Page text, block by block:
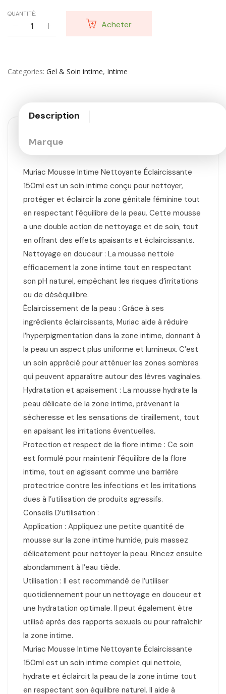
QUANTITÉ:
Acheter
Categories Gel & Soin intime, Intime
Description
Marque
Muriac Mousse Intime Nettoyante Éclaircissante
150ml est un soin intime conçu pour nettoyer,
protéger et éclaircir la zone génitale féminine tout
en respectant l’équilibre de la peau. Cette mousse
a une double action de nettoyage et de soin, tout
en offrant des effets apaisants et éclaircissants.
Nettoyage en douceur : La mousse nettoie
efficacement la zone intime tout en respectant
son pH naturel, empêchant les risques d’irritations
ou de déséquilibre.
Éclaircissement de la peau : Grâce à ses
ingrédients éclaircissants, Muriac aide à réduire
l’hyperpigmentation dans la zone intime, donnant à
la peau un aspect plus uniforme et lumineux. C’est
un soin apprécié pour atténuer les zones sombres
qui peuvent apparaître autour des lèvres vaginales.
Hydratation et apaisement : La mousse hydrate la
peau délicate de la zone intime, prévenant la
sécheresse et les sensations de tiraillement, tout
en apaisant les irritations éventuelles.
Protection et respect de la flore intime : Ce soin
est formulé pour maintenir l’équilibre de la flore
intime, tout en agissant comme une barrière
protectrice contre les infections et les irritations
dues à l’utilisation de produits agressifs.
Conseils D’utilisation :
Application : Appliquez une petite quantité de
mousse sur la zone intime humide, puis massez
délicatement pour nettoyer la peau. Rincez ensuite
abondamment à l’eau tiède.
Utilisation : Il est recommandé de l’utiliser
quotidiennement pour un nettoyage en douceur et
une hydratation optimale. Il peut également être
utilisé après des rapports sexuels ou pour rafraîchir
la zone intime.
Muriac Mousse Intime Nettoyante Éclaircissante
150ml est un soin intime complet qui nettoie,
hydrate et éclaircit la peau de la zone intime tout
en respectant son équilibre naturel. Il aide à